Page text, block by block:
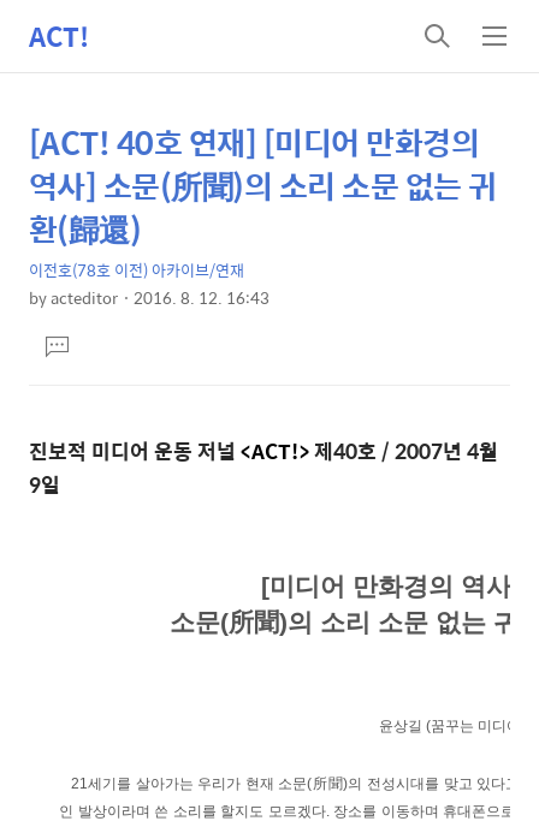
ACT!
검
색
메
뉴
상
세
컨
텐
츠
본
문
제
목
[ACT! 40호 연재] [미디어 만화경의
역사] 소문(所聞)의 소리 소문 없는 귀
환(歸還)
이전호(78호 이전) 아카이브/연재
byacteditor 2016. 8. 12. 16:43
문댓
글
진보적 미디어 운동 저널<ACT!>제40호 / 2007년 4월
9일
[미디어 만화경의 역사]
소문(所聞)의 소리 소문 없는 귀
윤상길 (꿈꾸는 미디어
21세기를 살아가는 우리가 현재 소문(所聞)의 전성시대를 맞고 있다고
인 발상이라며 쓴 소리를 할지도 모르겠다. 장소를 이동하며 휴대폰으로